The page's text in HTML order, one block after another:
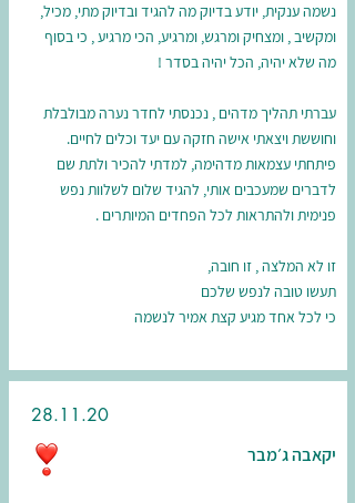
נשמה ענקית, יודע בדיוק מה להגיד ובדיוק מתי, מכיל,
ומקשיב , ומצחיק ומרגש, ומרגיע, הכי מרגיע , כי בסוף
מה שלא יהיה, הכל יהיה בסדר !
עברתי תהליך מדהים , נכנסתי לחדר נערה מבולבלת
וחוששת ויצאתי אישה חזקה עם יעד וכלים לחיים.
פיתחתי עצמאות מדהימה, למדתי להכיר ולתת שם
לדברים שמעכבים אותי, להגיד שלום לשלוות נפש
פנימית ולהתראות לכל הפחדים המיותרים .
זו לא המלצה , זו חובה,
תעשו טובה לנפש שלכם
כי לכל אחד מגיע קצת אמיר לנשמה
28.11.20
יקאבה ג׳מבר